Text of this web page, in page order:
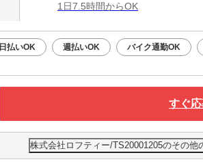
1日7.5時間からOK
日払いOK 週払いOK バイク通勤OK
すぐ
株式会社ロフティー/TS20001205のその他